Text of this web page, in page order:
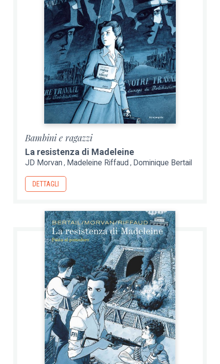
Bambini e ragazzi
La resistenza di Madeleine
JD Morvan Madeleine Riffaud Dominique Bertail
DETTAGLI